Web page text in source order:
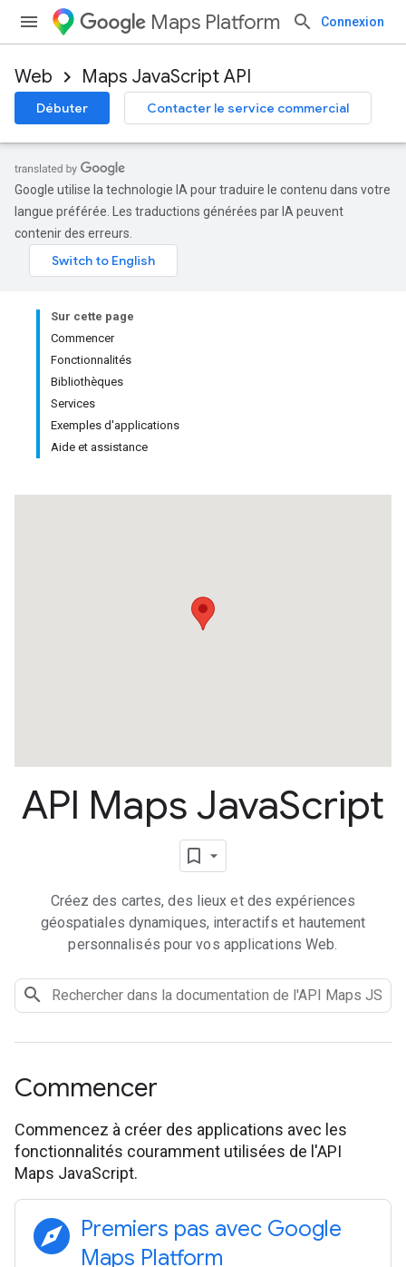
Maps Platform Connexion
Web Maps JavaScript API
Débuter Contacter le service commercial
Google utilise la technologie IA pour traduire le contenu dans votre
langue préférée. Les traductions générées par IA peuvent
contenir des erreurs.
Sur cette page
Commencer
Fonctionnalités
Bibliothèques
Services
Exemples d'applications
Aide et assistance
API Maps JavaScript
Créez des cartes, des lieux et des expériences
géospatiales dynamiques, interactifs et hautement
personnalisés pour vos applications Web.
Commencer
Commencez à créer des applications avec les
fonctionnalités couramment utilisées de l'API
Maps JavaScript.
explore Premiers pas avec Google
Maps Platform